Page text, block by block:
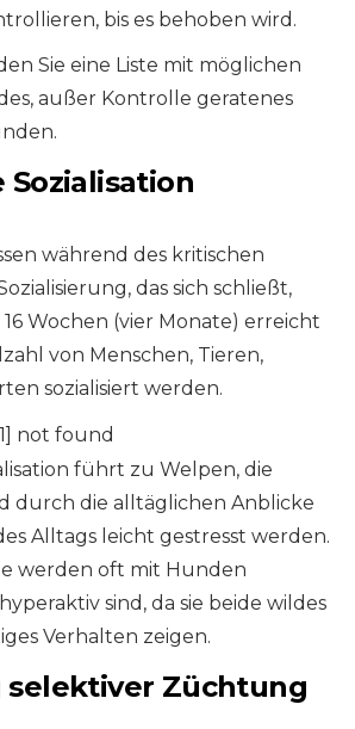
bis es behoben wird.
Sie eine Liste mit möglichen
außer Kontrolle geratenes
Sozialisation
während des kritischen
das sich schließt,
Wochen (vier Monate) erreicht
von Menschen, Tieren,
sozialisiert werden.
not found
führt zu Welpen, die
durch die alltäglichen Anblicke
Alltags leicht gestresst werden.
werden oft mit Hunden
sind, da sie beide wildes
Verhalten zeigen.
selektiver Züchtung